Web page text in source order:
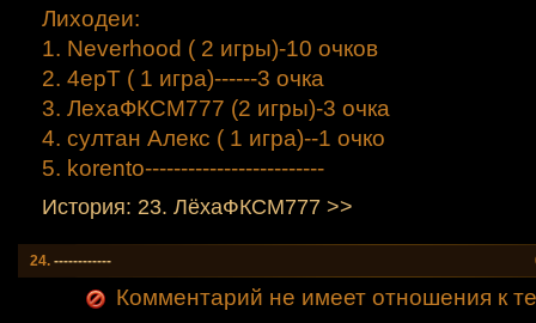
Лиходеи:
1. Neverhood ( 2 игры)-10 очков
2. 4ерТ ( 1 игра)------3 очка
3. ЛехаФКСМ777 (2 игры)-3 очка
4. султан Алекс ( 1 игра)--1 очко
5. korento-------------------------
История: 23. ЛёхаФКСМ777 >>
24. ------------
Комментарий не имеет отношения к